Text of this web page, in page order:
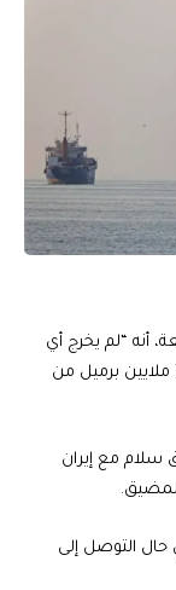
أنه “لم يخرج أي
نفط خام إيراني من مضيق هرمز”، فيما خرج نحو 7 ملايين برميل من
سلام مع إيران
حال التوصل إلى